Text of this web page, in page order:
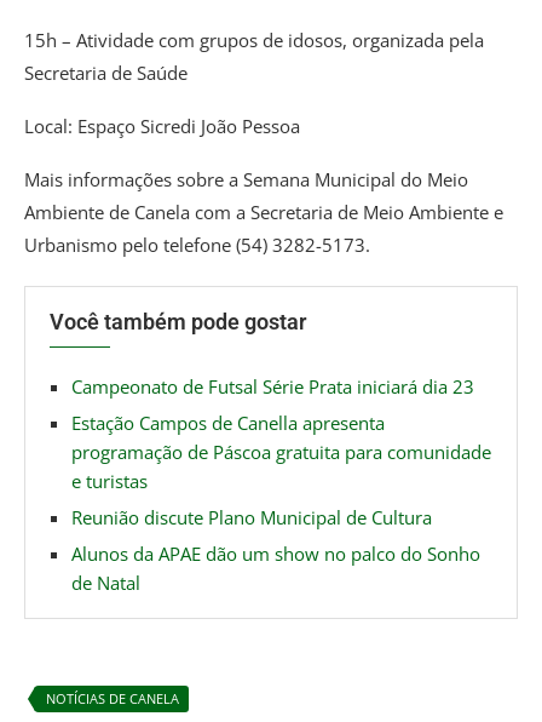
15h – Atividade com grupos de idosos, organizada pela
Secretaria de Saúde
Local: Espaço Sicredi João Pessoa
Mais informações sobre a Semana Municipal do Meio
Ambiente de Canela com a Secretaria de Meio Ambiente e
Urbanismo pelo telefone (54) 3282-5173.
Você também pode gostar
Campeonato de Futsal Série Prata iniciará dia 23
Estação Campos de Canella apresenta
programação de Páscoa gratuita para comunidade
e turistas
Reunião discute Plano Municipal de Cultura
Alunos da APAE dão um show no palco do Sonho
de Natal
NOTÍCIAS DE CANELA